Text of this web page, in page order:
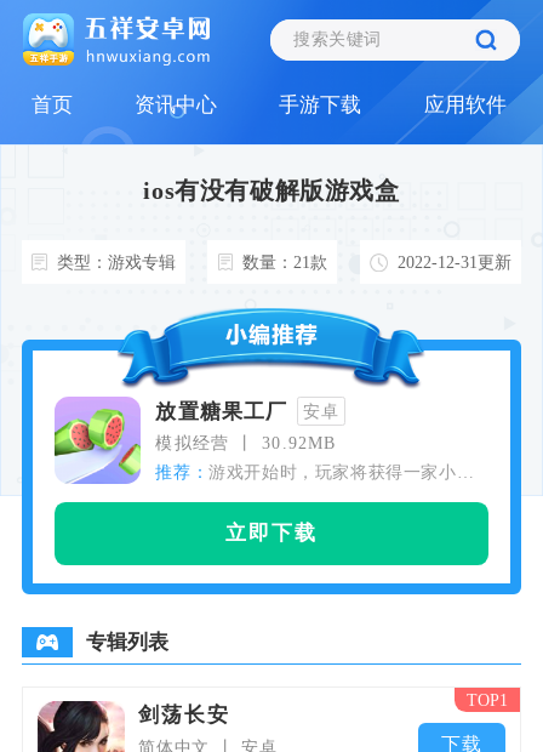
首页 资讯中心 手游下载 应用软件
ios有没有破解版游戏盒
类型：游戏专辑 数量：21款 2022-12-31更新
放置糖果工厂
安卓
模拟经营
30.92MB
推荐：游戏开始时，玩家将获得一家小型
将学会基本的生产、销售流程。随
着游戏的深入，玩家可以解锁各种
糖果生产线，包括巧克力、硬糖、
棉花糖等多种类型。每种糖果都拥
立即下载
专辑列表
剑荡长安
简体中文
安卓
下载
TOP1